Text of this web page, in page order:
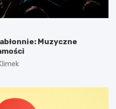
Muzyczne